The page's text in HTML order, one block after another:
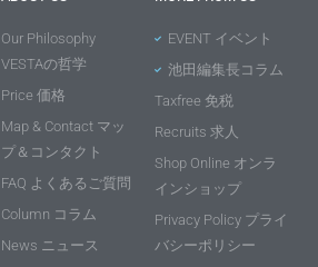
Our Philosophy
VESTAの哲学
Price 価格
Map & Contact マッ
プ＆コンタクト
FAQ よくあるご質問
Column コラム
News ニュース
EVENT イベント
池田編集長コラム
Taxfree 免税
Recruits 求人
Shop Online オンラ
インショップ
Privacy Policy プライ
バシーポリシー